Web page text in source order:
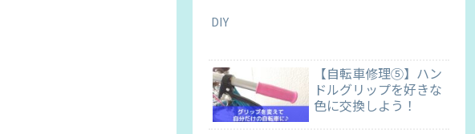
DIY
【自転車修理⑤】ハン
ドルグリップを好きな
色に交換しよう！